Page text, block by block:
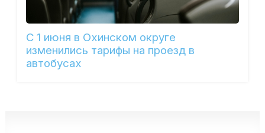
С 1 июня в Охинском округе
изменились тарифы на проезд в
автобусах